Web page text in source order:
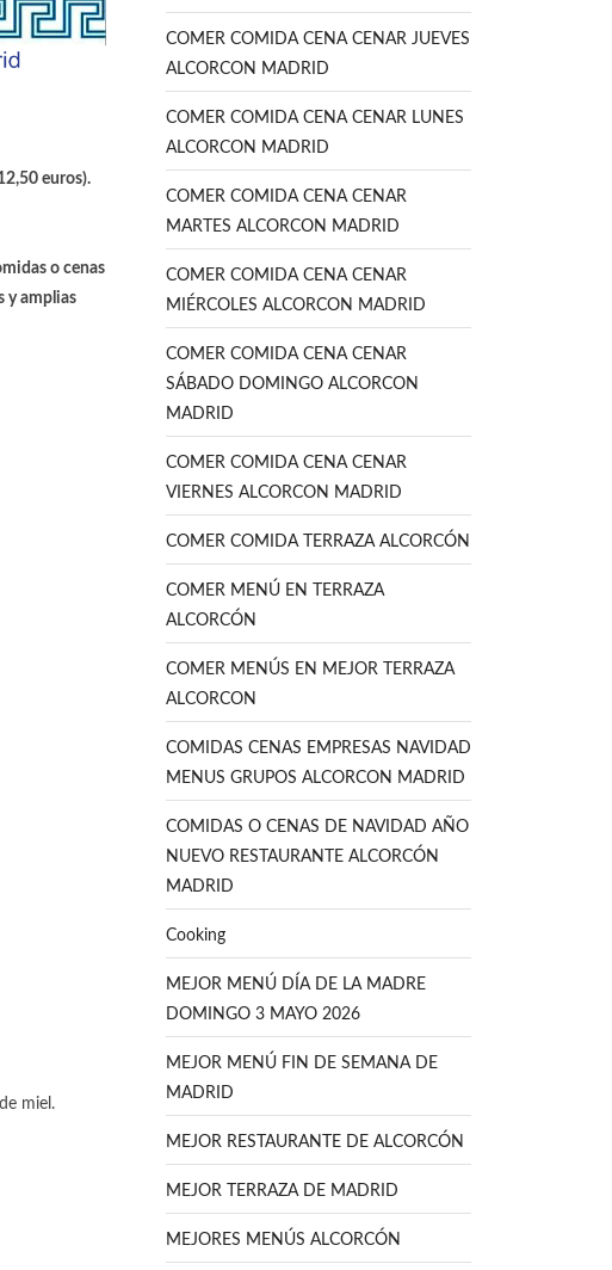
euros).
o cenas
y amplias
miel.
COMER COMIDA CENA CENAR JUEVES
ALCORCON MADRID
COMER COMIDA CENA CENAR LUNES
ALCORCON MADRID
COMER COMIDA CENA CENAR
MARTES ALCORCON MADRID
COMER COMIDA CENA CENAR
MIÉRCOLES ALCORCON MADRID
COMER COMIDA CENA CENAR
SÁBADO DOMINGO ALCORCON
MADRID
COMER COMIDA CENA CENAR
VIERNES ALCORCON MADRID
COMER COMIDA TERRAZA ALCORCÓN
COMER MENÚ EN TERRAZA
ALCORCÓN
COMER MENÚS EN MEJOR TERRAZA
ALCORCON
COMIDAS CENAS EMPRESAS NAVIDAD
MENUS GRUPOS ALCORCON MADRID
COMIDAS O CENAS DE NAVIDAD AÑO
NUEVO RESTAURANTE ALCORCÓN
MADRID
Cooking
MEJOR MENÚ DÍA DE LA MADRE
DOMINGO 3 MAYO 2026
MEJOR MENÚ FIN DE SEMANA DE
MADRID
MEJOR RESTAURANTE DE ALCORCÓN
MEJOR TERRAZA DE MADRID
MEJORES MENÚS ALCORCÓN